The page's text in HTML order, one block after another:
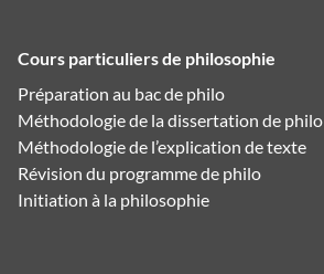
Cours particuliers de philosophie
Préparation au bac de philo
Méthodologie de la dissertation de philo
Méthodologie de l’explication de texte
Révision du programme de philo
Initiation à la philosophie